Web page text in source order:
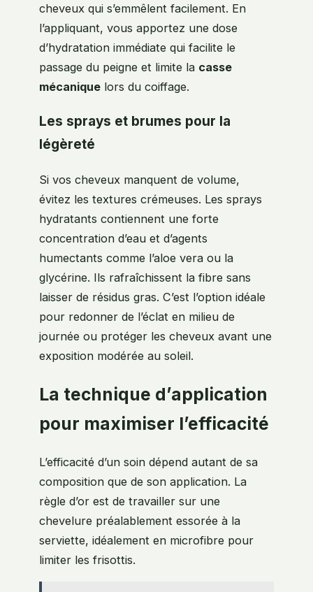
cheveux qui s’emmêlent facilement. En
l’appliquant, vous apportez une dose
d’hydratation immédiate qui facilite le
passage du peigne et limite la casse
mécanique lors du coiffage.
Les sprays et brumes pour la
légèreté
Si vos cheveux manquent de volume,
évitez les textures crémeuses. Les sprays
hydratants contiennent une forte
concentration d’eau et d’agents
humectants comme l’aloe vera ou la
glycérine. Ils rafraîchissent la fibre sans
laisser de résidus gras. C’est l’option idéale
pour redonner de l’éclat en milieu de
journée ou protéger les cheveux avant une
exposition modérée au soleil.
La technique d’application
pour maximiser l’efficacité
L’efficacité d’un soin dépend autant de sa
composition que de son application. La
règle d’or est de travailler sur une
chevelure préalablement essorée à la
serviette, idéalement en microfibre pour
limiter les frisottis.